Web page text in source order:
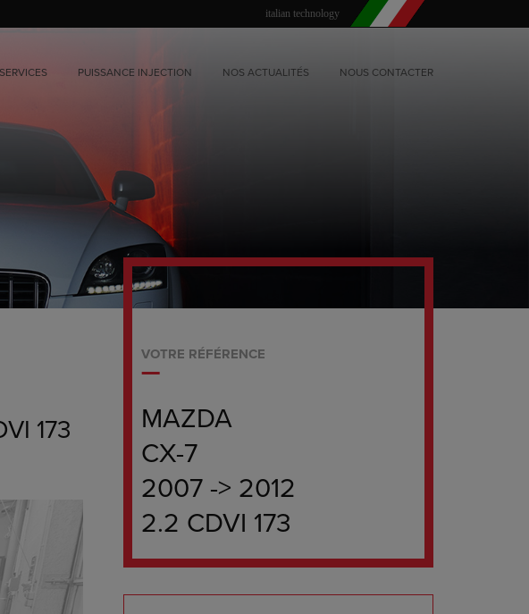
italian technology
SERVICES PUISSANCE INJECTION NOS ACTUALITÉS NOUS CONTACTER
173
VOTRE RÉFÉRENCE
MAZDA
CX-7
2007 -> 2012
2.2 CDVI 173